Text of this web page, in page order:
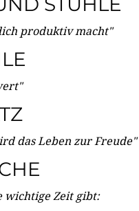
produktiv macht"
das Leben zur Freude"
wichtige Zeit gibt: